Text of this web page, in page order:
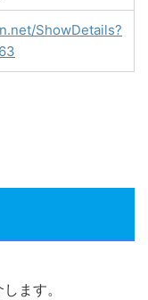
ShowDetails?
ます。